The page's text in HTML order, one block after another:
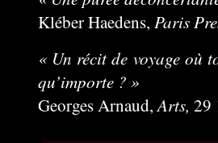
Kléber Haedens, Paris
« Un récit de voyage où
qu’importe ? »
Georges Arnaud,Arts, 29